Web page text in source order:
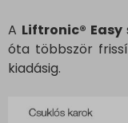
A Liftronic® Easy
óta többször
kiadásig.